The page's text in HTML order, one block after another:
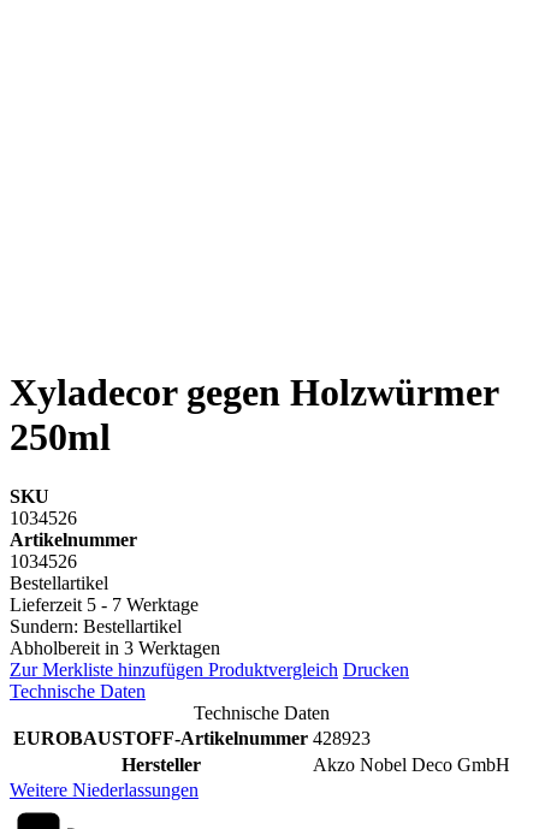
Xyladecor gegen Holzwürmer
250ml
SKU
1034526
Artikelnummer
1034526
Bestellartikel
Lieferzeit 5 - 7 Werktage
Sundern: Bestellartikel
Abholbereit in 3 Werktagen
Zur Merkliste hinzufügen Produktvergleich Drucken
Technische Daten
Technische Daten
EUROBAUSTOFF-Artikelnummer 428923
Hersteller
Akzo Nobel Deco GmbH
Weitere Niederlassungen